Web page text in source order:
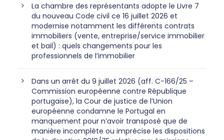
La chambre des représentants adopte le Livre 7
du nouveau Code civil ce 16 juillet 2026 et
modernise notamment les différents contrats
immobiliers (vente, entreprise/service immobilier
et bail) : quels changements pour les
professionnels de l’immobilier
Dans un arrêt du 9 juillet 2026 (aff. C-166/25 –
Commission européenne contre République
portugaise), la Cour de justice de l’Union
européenne condamne le Portugal en
manquement pour n’avoir transposé que de
manière incomplète ou imprécise les dispositions